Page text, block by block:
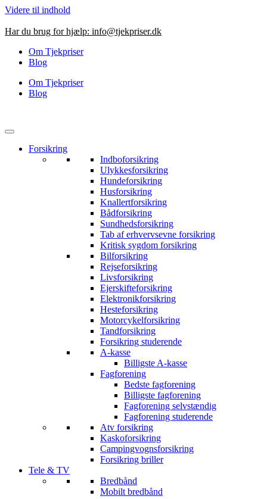
Videre til indhold
Har du brug for hjælp: info@tjekpriser.dk
Om Tjekpriser
Blog
Om Tjekpriser
Blog
Forsikring
Indboforsikring
Ulykkesforsikring
Hundeforsikring
Husforsikring
Knallertforsikring
Bådforsikring
Sundhedsforsikring
Tab af erhvervsevne forsikring
Kritisk sygdom forsikring
Bilforsikring
Rejseforsikring
Livsforsikring
Ejerskifteforsikring
Elektronikforsikring
Hesteforsikring
Motorcykelforsikring
Tandforsikring
Forsikring studerende
A-kasse
Billigste A-kasse
Fagforening
Bedste fagforening
Billigste fagforening
Fagforening selvstændig
Fagforening studerende
Atv forsikring
Kaskoforsikring
Campingvognsforsikring
Forsikring briller
Tele & TV
Bredbånd
Mobilt bredbånd